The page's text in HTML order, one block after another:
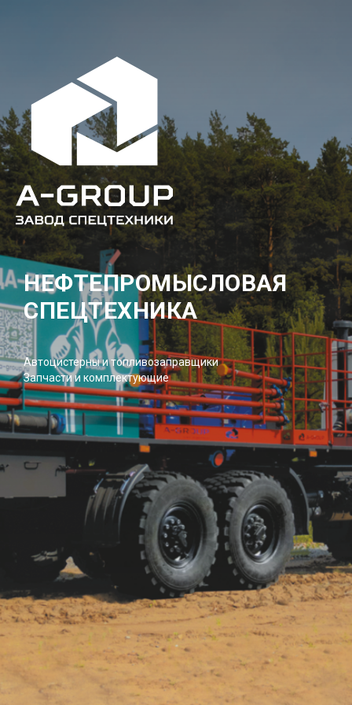
НЕФТЕПРОМЫСЛОВАЯ
СПЕЦТЕХНИКА
Автоцистерны и топливозаправщики
Запчасти и комплектующие